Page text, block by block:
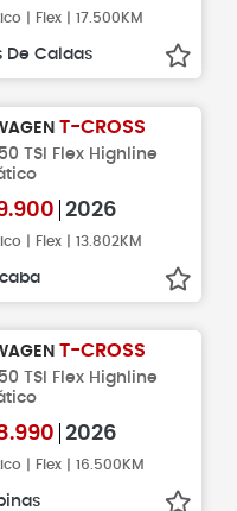
| Flex | 17.500KM
De Caldas
T-CROSS
TSI Flex Highline
2026
| Flex | 13.802KM
T-CROSS
TSI Flex Highline
2026
| Flex | 16.500KM